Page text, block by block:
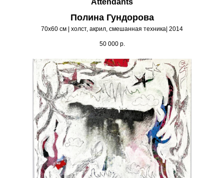
Attendants
Полина Гундорова
70х60 см | холст, акрил, смешанная техника| 2014
50 000 р.